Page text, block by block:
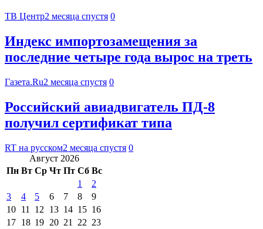
ТВ Центр2 месяца спустя 0
Индекс импортозамещения за
последние четыре года вырос на треть
Газета.Ru2 месяца спустя 0
Российский авиадвигатель ПД-8
получил сертификат типа
RT на русском2 месяца спустя 0
Август 2026
Пн Вт Ср Чт Пт Сб Вс
1
2
3
4 5 6 7 8
9
10 11 12 13 14 15 16
17 18 19 20 21 22 23